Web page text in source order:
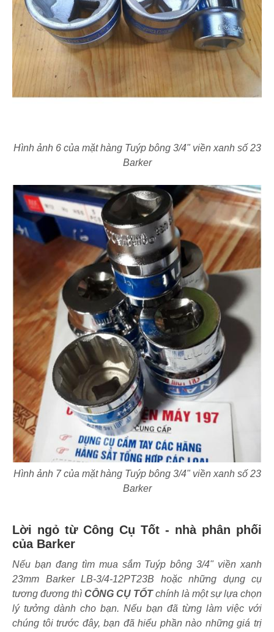
Hình ảnh 6 của mặt hàng Tuýp bông 3/4" viền xanh số 23
Barker
Hình ảnh 7 của mặt hàng Tuýp bông 3/4" viền xanh số 23
Barker
Lời ngỏ từ Công Cụ Tốt - nhà phân phối
của Barker
Nếu bạn đang tìm mua sắm Tuýp bông 3/4" viền xanh
23mm Barker LB-3/4-12PT23B hoặc những dụng cụ
tương đương thì CÔNG CỤ TỐTchính là một sự lựa chọn
lý tưởng dành cho bạn. Nếu bạn đã từng làm việc với
chúng tôi trước đây, bạn đã hiểu phần nào những giá trị